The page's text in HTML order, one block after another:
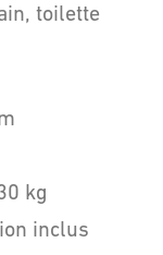
toilette
kg
inclus